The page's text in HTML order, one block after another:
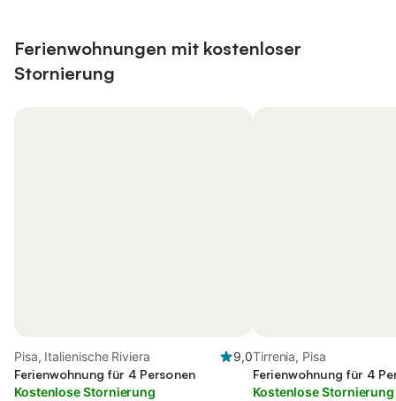
Ferienwohnungen mit kostenloser
Stornierung
Pisa, Italienische Riviera
9,0
Ferienwohnung für 4 Personen
Kostenlose Stornierung
Tirrenia, Pisa
Ferienwohnung für 4
Kostenlose Stornierung